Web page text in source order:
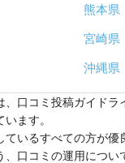
熊本県
宮崎県
沖縄県
、口コミ投稿ガイドラ
ます。
ているすべての方が優
、口コミの運用につい